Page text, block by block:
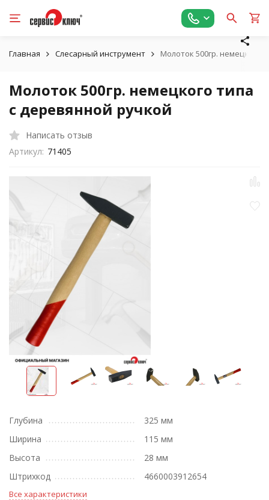
Главная Слесарный инструмент Молоток 500гр. немецкого
Молоток 500гр. немецкого типа
с деревянной ручкой
Написать отзыв
Артикул: 71405
Глубина
325 мм
Ширина
115 мм
Высота
28 мм
Штрихкод
4660003912654
Все характеристики